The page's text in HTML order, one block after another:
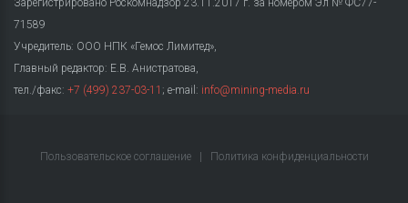
Зарегистрировано Роскомнадзор 23.11.2017 г. за номером Эл № ФС77-
71589
Учредитель: ООО НПК «Гемос Лимитед»,
Главный редактор: Е.В. Анистратова,
тел./факс: +7 (499) 237-03-11 ; e-mail: info@mining-media.ru
Пользовательское соглашение Политика конфиденциальности